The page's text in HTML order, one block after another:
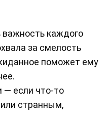
важность каждого
за смелость
поможет ему
— если что-то
странным,